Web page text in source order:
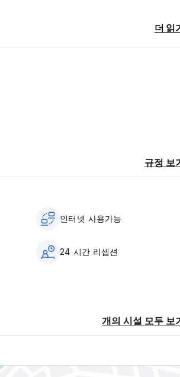
더 읽
규정 보
인터넷 사용가능
24 시간 리셉션
개의 시설 모두 보